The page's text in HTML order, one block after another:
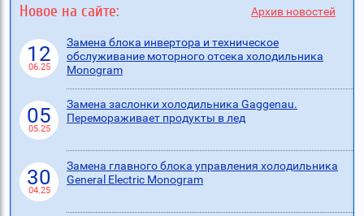
Новое на сайте: Архив новостей
12
06.25
Замена блока инвертора и техническое
обслуживание моторного отсека холодильника
Monogram
05
05.25
Замена заслонки холодильника Gaggenau.
Перемораживает продукты в лед
30
04.25
Замена главного блока управления холодильника
General Electric Monogram